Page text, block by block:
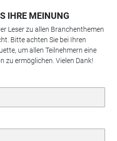
IHRE MEINUNG
Leser zu allen Branchenthemen
Bitte achten Sie bei Ihren
um allen Teilnehmern eine
zu ermöglichen. Vielen Dank!